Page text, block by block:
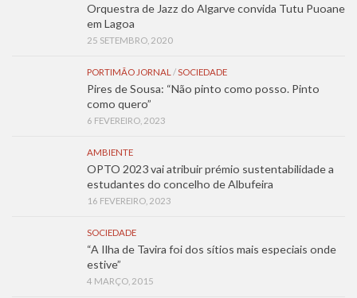
Orquestra de Jazz do Algarve convida Tutu Puoane
em Lagoa
25 SETEMBRO, 2020
PORTIMÃO JORNAL /SOCIEDADE
Pires de Sousa: “Não pinto como posso. Pinto
como quero”
6 FEVEREIRO, 2023
AMBIENTE
OPTO 2023 vai atribuir prémio sustentabilidade a
estudantes do concelho de Albufeira
16 FEVEREIRO, 2023
SOCIEDADE
“A Ilha de Tavira foi dos sítios mais especiais onde
estive”
4 MARÇO, 2015